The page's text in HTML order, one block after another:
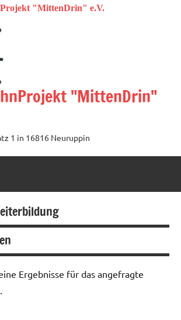
"MittenDrin"
1 in 16816 Neuruppin
Ergebnisse für das angefragte
"MittenDrin" e.V.